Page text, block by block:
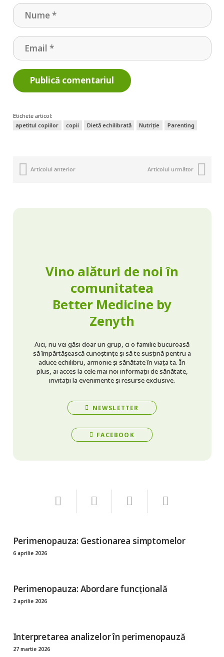
Perimenopauza: Gestionarea simptomelor
6 aprilie 2026
Perimenopauza: Abordare funcțională
2 aprilie 2026
Interpretarea analizelor în perimenopauză
27 martie 2026
Publică comentariul
Etichete articol:
apetitul copiilor
copii Dietă echilibrată Nutriție Parenting
Articolul anterior Articolul următor
Vino alături de noi în
comunitatea
Better Medicine by
Zenyth
Aici, nu vei găsi doar un grup, ci o familie bucuroasă
să împărtășească cunoștințe și să te susțină pentru a
aduce echilibru, armonie și sănătate în viața ta. În
plus, ai acces la cele mai noi informații de sănătate,
invitații la evenimente și resurse exclusive.
NEWSLETTER
FACEBOOK